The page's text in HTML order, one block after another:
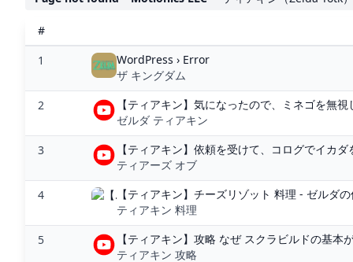
#
1
WordPress › Error
ザ キングダム
2
【ティアキン】気になったので、ミネゴを無
ゼルダ ティアキン
3
【ティアキン】依頼を受けて、コログでイカ
ティアーズ オブ
4
【ティアキン】チーズリゾット 料理 - ゼルダ
ティアキン 料理
5
【ティアキン】攻略 なぜ スクラビルドの基
ティアキン 攻略